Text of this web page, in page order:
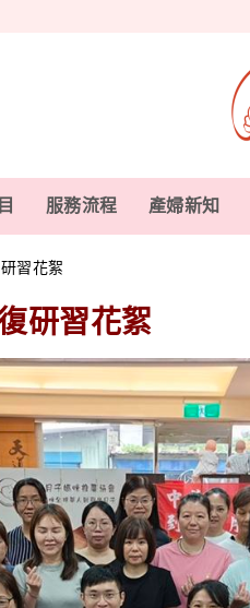
服務流程 產婦新知
習花絮
研習花絮